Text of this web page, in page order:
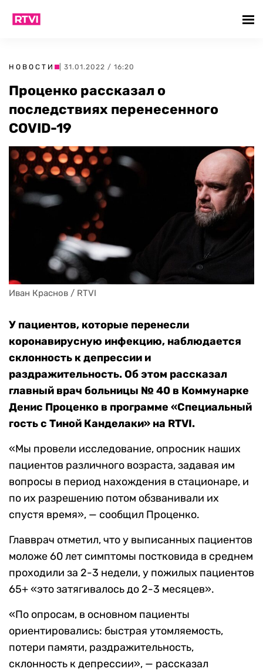
НОВОСТИ | 31.01.2022 / 16:20
Проценко рассказал о
последствиях перенесенного
COVID-19
Иван Краснов / RTVI
У пациентов, которые перенесли
коронавирусную инфекцию, наблюдается
склонность к депрессии и
раздражительность. Об этом рассказал
главный врач больницы № 40 в Коммунарке
Денис Проценко в программе «Специальный
гость с Тиной Канделаки» на RTVI.
«Мы провели исследование, опросник наших
пациентов различного возраста, задавая им
вопросы в период нахождения в стационаре, и
по их разрешению потом обзванивали их
спустя время», — сообщил Проценко.
Главврач отметил, что у выписанных пациентов
моложе 60 лет симптомы постковида в среднем
проходили за 2-3 недели, у пожилых пациентов
65+ «это затягивалось до 2-3 месяцев».
«По опросам, в основном пациенты
ориентировались: быстрая утомляемость,
потери памяти, раздражительность,
склонность к депрессии», — рассказал